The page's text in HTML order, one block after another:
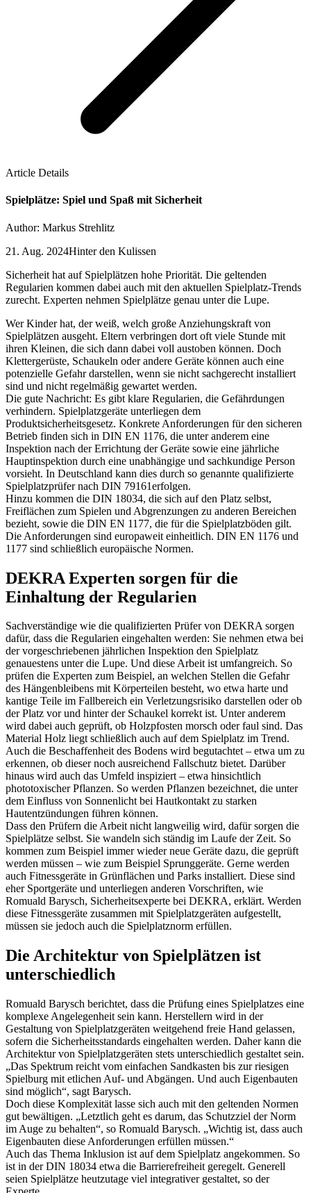
Article Details
Spielplätze: Spiel und Spaß mit Sicherheit
Author: Markus Strehlitz
21. Aug. 2024Hinter den Kulissen
Sicherheit hat auf Spielplätzen hohe Priorität. Die geltenden
Regularien kommen dabei auch mit den aktuellen Spielplatz-Trends
zurecht. Experten nehmen Spielplätze genau unter die Lupe.
Wer Kinder hat, der weiß, welch große Anziehungskraft von
Spielplätzen ausgeht. Eltern verbringen dort oft viele Stunde mit
ihren Kleinen, die sich dann dabei voll austoben können. Doch
Klettergerüste, Schaukeln oder andere Geräte können auch eine
potenzielle Gefahr darstellen, wenn sie nicht sachgerecht installiert
sind und nicht regelmäßig gewartet werden.
Die gute Nachricht: Es gibt klare Regularien, die Gefährdungen
verhindern. Spielplatzgeräte unterliegen dem
Produktsicherheitsgesetz. Konkrete Anforderungen für den sicheren
Betrieb finden sich in DIN EN 1176, die unter anderem eine
Inspektion nach der Errichtung der Geräte sowie eine jährliche
Hauptinspektion durch eine unabhängige und sachkundige Person
vorsieht. In Deutschland kann dies durch so genannte qualifizierte
Spielplatzprüfer nach DIN 79161erfolgen.
Hinzu kommen die DIN 18034, die sich auf den Platz selbst,
Freiflächen zum Spielen und Abgrenzungen zu anderen Bereichen
bezieht, sowie die DIN EN 1177, die für die Spielplatzböden gilt.
Die Anforderungen sind europaweit einheitlich. DIN EN 1176 und
1177 sind schließlich europäische Normen.
DEKRA Experten sorgen für die
Einhaltung der Regularien
Sachverständige wie die qualifizierten Prüfer von DEKRA sorgen
dafür, dass die Regularien eingehalten werden: Sie nehmen etwa bei
der vorgeschriebenen jährlichen Inspektion den Spielplatz
genauestens unter die Lupe. Und diese Arbeit ist umfangreich. So
prüfen die Experten zum Beispiel, an welchen Stellen die Gefahr
des Hängenbleibens mit Körperteilen besteht, wo etwa harte und
kantige Teile im Fallbereich ein Verletzungsrisiko darstellen oder ob
der Platz vor und hinter der Schaukel korrekt ist. Unter anderem
wird dabei auch geprüft, ob Holzpfosten morsch oder faul sind. Das
Material Holz liegt schließlich auch auf dem Spielplatz im Trend.
Auch die Beschaffenheit des Bodens wird begutachtet – etwa um zu
erkennen, ob dieser noch ausreichend Fallschutz bietet. Darüber
hinaus wird auch das Umfeld inspiziert – etwa hinsichtlich
phototoxischer Pflanzen. So werden Pflanzen bezeichnet, die unter
dem Einfluss von Sonnenlicht bei Hautkontakt zu starken
Hautentzündungen führen können.
Dass den Prüfern die Arbeit nicht langweilig wird, dafür sorgen die
Spielplätze selbst. Sie wandeln sich ständig im Laufe der Zeit. So
kommen zum Beispiel immer wieder neue Geräte dazu, die geprüft
werden müssen – wie zum Beispiel Sprunggeräte. Gerne werden
auch Fitnessgeräte in Grünflächen und Parks installiert. Diese sind
eher Sportgeräte und unterliegen anderen Vorschriften, wie
Romuald Barysch, Sicherheitsexperte bei DEKRA, erklärt. Werden
diese Fitnessgeräte zusammen mit Spielplatzgeräten aufgestellt,
müssen sie jedoch auch die Spielplatznorm erfüllen.
Die Architektur von Spielplätzen ist
unterschiedlich
Romuald Barysch berichtet, dass die Prüfung eines Spielplatzes eine
komplexe Angelegenheit sein kann. Herstellern wird in der
Gestaltung von Spielplatzgeräten weitgehend freie Hand gelassen,
sofern die Sicherheitsstandards eingehalten werden. Daher kann die
Architektur von Spielplatzgeräten stets unterschiedlich gestaltet sein.
„Das Spektrum reicht vom einfachen Sandkasten bis zur riesigen
Spielburg mit etlichen Auf- und Abgängen. Und auch Eigenbauten
sind möglich“, sagt Barysch.
Doch diese Komplexität lasse sich auch mit den geltenden Normen
gut bewältigen. „Letztlich geht es darum, das Schutzziel der Norm
im Auge zu behalten“, so Romuald Barysch. „Wichtig ist, dass auch
Eigenbauten diese Anforderungen erfüllen müssen.“
Auch das Thema Inklusion ist auf dem Spielplatz angekommen. So
ist in der DIN 18034 etwa die Barrierefreiheit geregelt. Generell
seien Spielplätze heutzutage viel integrativer gestaltet, so der